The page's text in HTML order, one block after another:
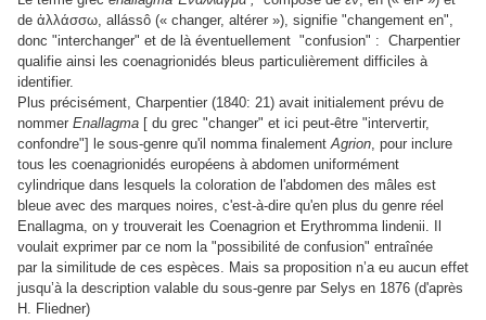
de ἀλλάσσω, allássô (« changer, altérer »), signifie "changement en",
donc "interchanger" et de là éventuellement "confusion" : Charpentier
qualifie ainsi les coenagrionidés bleus particulièrement difficiles à
identifier.
Plus précisément, Charpentier (1840: 21) avait initialement prévu de
nommer Enallagma [ du grec "changer" et ici peut-être "intervertir,
confondre"] le sous-genre qu'il nomma finalementAgrion, pour inclure
tous les coenagrionidés européens à abdomen uniformément
cylindrique dans lesquels la coloration de l'abdomen des mâles est
bleue avec des marques noires, c'est-à-dire qu'en plus du genre réel
Enallagma, on y trouverait les Coenagrion et Erythromma lindenii. Il
voulait exprimer par ce nom la "possibilité de confusion" entraînée
par la similitude de ces espèces. Mais sa proposition n’a eu aucun effet
jusqu’à la description valable du sous-genre par Selys en 1876 (d'après
H. Fliedner)